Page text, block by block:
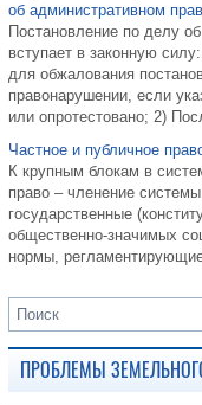
об административном
Постановление по делу
вступает в законную
для обжалования
правонарушении, если
или опротестовано; 2)
Частное и публичное
К крупным блокам в
право – членение
государственные
общественно-значимых
нормы,
ПРОБЛЕМЫ